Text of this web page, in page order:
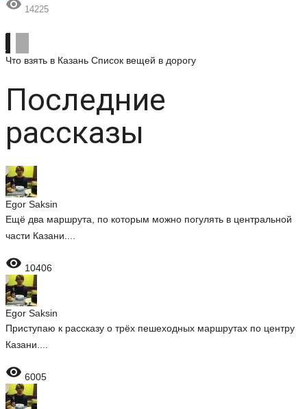
 14225
Что взять в Казань Список вещей в дорогу
Последние
рассказы
Egor Saksin
Ещё два маршрута, по которым можно погулять в центральной
части Казани....
 10406
Egor Saksin
Приступаю к рассказу о трёх пешеходных маршрутах по центру
Казани....
 6005